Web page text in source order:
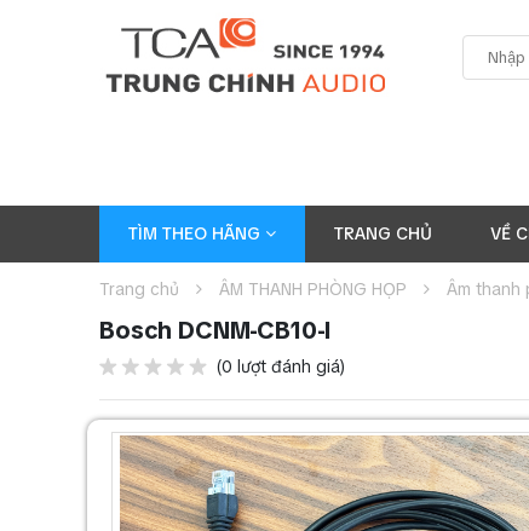
TÌM THEO HÃNG TRANG CHỦ VỀ
Trang chủ ÂM THANH PHÒNG HỌP Âm thanh
Bosch DCNM-CB10-I
(0 lượt đánh giá)